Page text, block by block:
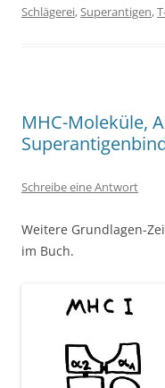
Schlägerei,Superantigen,
MHC-Moleküle,
Schreibe eine Antwort
Weitere Grundlagen-
im Buch.